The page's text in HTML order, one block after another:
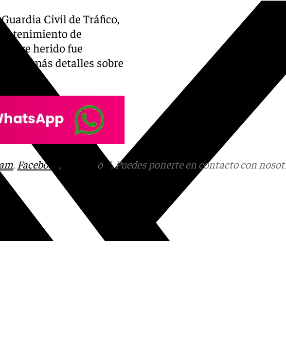
Guardia Civil de Tráfico,
de
herido fue
más detalles sobre
, Facebook , o X. Puedes ponerte en contacto con